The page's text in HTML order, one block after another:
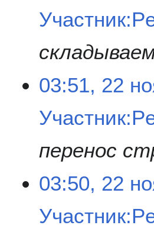
03:51, 22
перенос
03:50, 22